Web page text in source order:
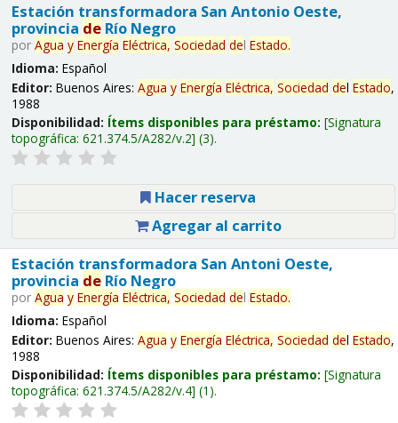
Estación transformadora San Antonio Oeste,
provincia deRío Negro
por Agua y Energía Eléctrica, Sociedad del Estado.
Idioma: Español
Editor: Buenos Aires: Agua y Energía Eléctrica, Sociedad del Estado,
1988
Disponibilidad: Ítems disponibles para préstamo: Signatura
topográfica: 621.374.5/A282/v.2 (3).
Hacer reserva
Agregar al carrito
Estación transformadora San Antoni Oeste,
provincia deRío Negro
por Agua y Energía Eléctrica, Sociedad del Estado.
Idioma: Español
Editor: Buenos Aires: Agua y Energía Eléctrica, Sociedad del Estado,
1988
Disponibilidad: Ítems disponibles para préstamo: Signatura
topográfica: 621.374.5/A282/v.4 (1).